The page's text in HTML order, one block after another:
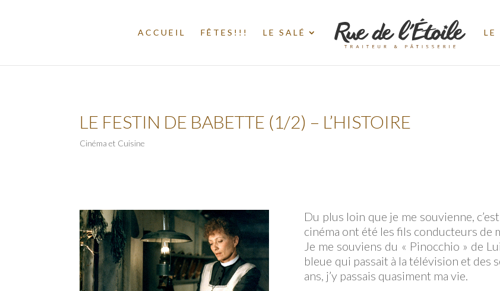
ACCUEIL FÊTES!!! LE SALÉ LE
LE FESTIN DE BABETTE (1/2) – L’HISTOIRE
Cinéma et Cuisine
Du plus loin que je me souvienne,
cinéma ont été les fils conducteurs de
Je me souviens du « Pinocchio » de
bleue qui passait à la télévision et des
ans, j’y passais quasiment ma vie.